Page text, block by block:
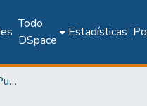
Todo
DSpace
Estadísticas
Editorial Universitaria y Publicaciones Seriadas